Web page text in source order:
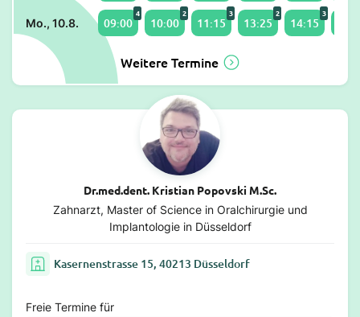
Mo., 10.8. 09:00
4
10:00
2
11:15
3
13:25
2
14:15
3
Weitere Termine
Dr.med.dent. Kristian Popovski M.Sc.
Zahnarzt, Master of Science in Oralchirurgie und
Implantologie in Düsseldorf
Kasernenstrasse 15, 40213 Düsseldorf
Freie Termine für